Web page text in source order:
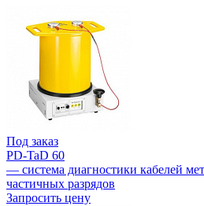
Под заказ
PD-TaD 60
— система диагностики кабелей
частичных разрядов
Запросить цену